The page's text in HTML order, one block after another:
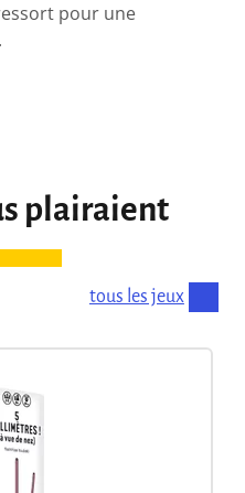
pour une
plairaient
tous les jeux